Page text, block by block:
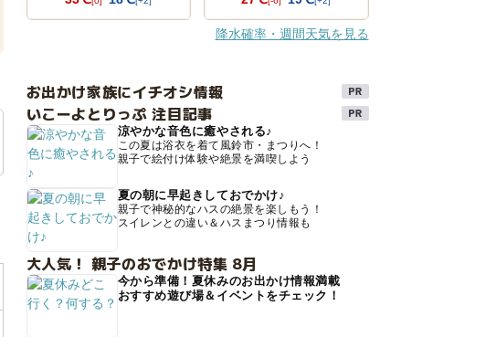
降水確率・週間天気を見る
お出かけ家族にイチオシ情報
いこーよとりっぷ 注目記事
涼やかな音色に癒やされる♪
この夏は浴衣を着て風鈴市・まつりへ！
親子で絵付け体験や絶景を満喫しよう
夏の朝に早起きしておでかけ♪
親子で神秘的なハスの絶景を楽しもう！
スイレンとの違い＆ハスまつり情報も
大人気！ 親子のおでかけ特集 8月
今から準備！夏休みのお出かけ情報満載
おすすめ遊び場＆イベントをチェック！